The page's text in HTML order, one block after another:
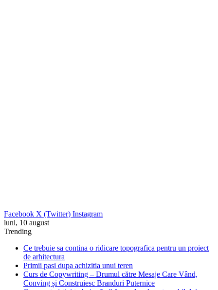
Facebook X (Twitter) Instagram
luni, 10 august
Trending
Ce trebuie sa contina o ridicare topografica pentru un proiect
de arhitectura
Primii pasi dupa achizitia unui teren
Curs de Copywriting – Drumul către Mesaje Care Vând,
Conving și Construiesc Branduri Puternice